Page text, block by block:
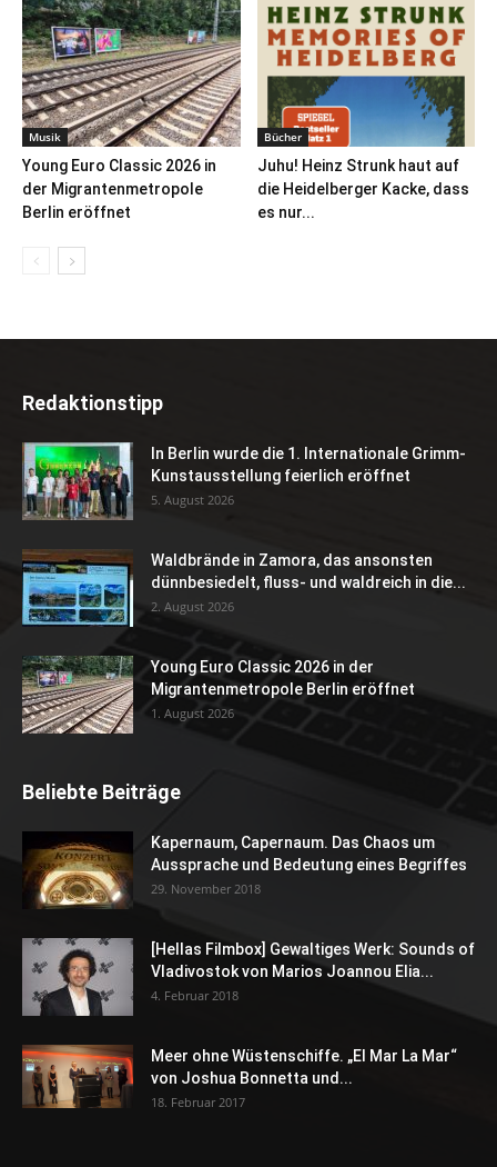
Musik
Young Euro Classic 2026 in
der Migrantenmetropole
Berlin eröffnet
Bücher
Juhu! Heinz Strunk haut auf
die Heidelberger Kacke, dass
es nur...
Redaktionstipp
In Berlin wurde die 1. Internationale Grimm-
Kunstausstellung feierlich eröffnet
5. August 2026
Waldbrände in Zamora, das ansonsten
dünnbesiedelt, fluss- und waldreich in die...
2. August 2026
Young Euro Classic 2026 in der
Migrantenmetropole Berlin eröffnet
1. August 2026
Beliebte Beiträge
Kapernaum, Capernaum. Das Chaos um
Aussprache und Bedeutung eines Begriffes
29. November 2018
[Hellas Filmbox] Gewaltiges Werk: Sounds of
Vladivostok von Marios Joannou Elia...
4. Februar 2018
Meer ohne Wüstenschiffe. „El Mar La Mar“
von Joshua Bonnetta und...
18. Februar 2017